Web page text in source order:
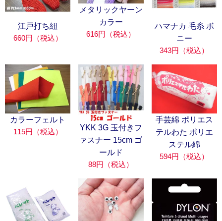
江戸打ち紐
660円（税込）
メタリックヤーン
カラー
616円（税込）
ハマナカ 毛糸 ボ
ニー
343円（税込）
カラーフェルト
115円（税込）
YKK 3G 玉付きフ
ァスナー 15cm ゴ
ールド
88円（税込）
手芸綿 ポリエス
テルわた ポリエ
ステル綿
594円（税込）